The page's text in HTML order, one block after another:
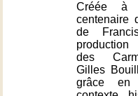
Créée à
centenaire
de
des
Gilles
grâce en